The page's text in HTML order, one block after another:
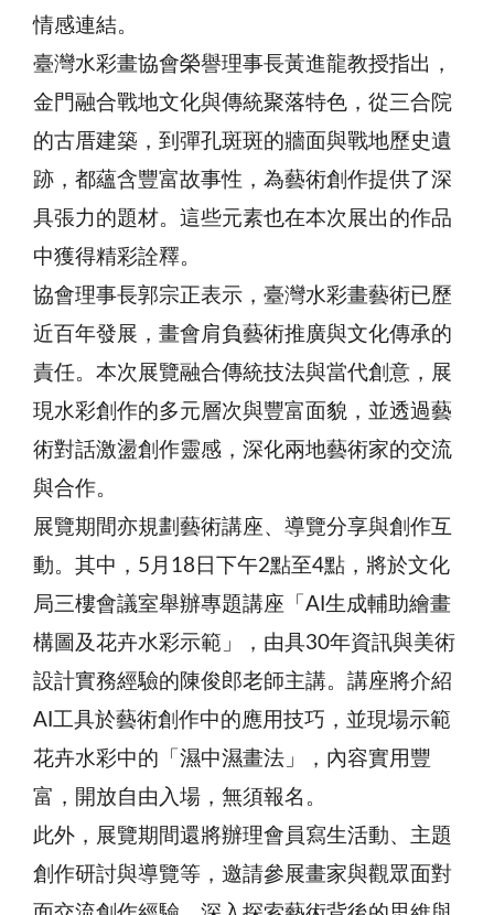
情感連結。
臺灣水彩畫協會榮譽理事長黃進龍教授指出，
金門融合戰地文化與傳統聚落特色，從三合院
的古厝建築，到彈孔斑斑的牆面與戰地歷史遺
跡，都蘊含豐富故事性，為藝術創作提供了深
具張力的題材。這些元素也在本次展出的作品
中獲得精彩詮釋。
協會理事長郭宗正表示，臺灣水彩畫藝術已歷
近百年發展，畫會肩負藝術推廣與文化傳承的
責任。本次展覽融合傳統技法與當代創意，展
現水彩創作的多元層次與豐富面貌，並透過藝
術對話激盪創作靈感，深化兩地藝術家的交流
與合作。
展覽期間亦規劃藝術講座、導覽分享與創作互
動。其中，5月18日下午2點至4點，將於文化
局三樓會議室舉辦專題講座「AI生成輔助繪畫
構圖及花卉水彩示範」，由具30年資訊與美術
設計實務經驗的陳俊郎老師主講。講座將介紹
AI工具於藝術創作中的應用技巧，並現場示範
花卉水彩中的「濕中濕畫法」，內容實用豐
富，開放自由入場，無須報名。
此外，展覽期間還將辦理會員寫生活動、主題
創作研討與導覽等，邀請參展畫家與觀眾面對